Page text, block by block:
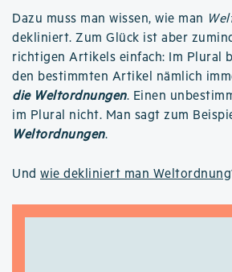
Dazu muss man wissen, wie man
dekliniert. Zum Glück ist aber
richtigen Artikels einfach: Im Plural
den bestimmten Artikel nämlich
die Weltordnungen. Einen
im Plural nicht. Man sagt zum
Weltordnungen.
Und wie dekliniert man Weltordnung